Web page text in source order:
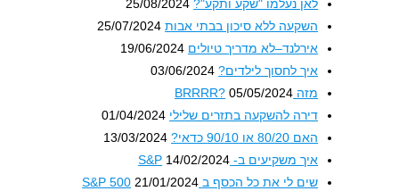
לאן נעלמו "שקע ותקע"? 25/08/2024
השקעה ללא סיכון בבתי אבות 25/07/2024
אירלנד–לא מדריך טיולים 19/06/2024
איך לחסוך לילדים? 03/06/2024
05/05/2024
דירה להשקעה בתזרים שלילי 01/04/2024
13/03/2024
איך משקיעים ב- S&P14/02/2024
שים לי את כל הכסף ב S&P 50021/01/2024